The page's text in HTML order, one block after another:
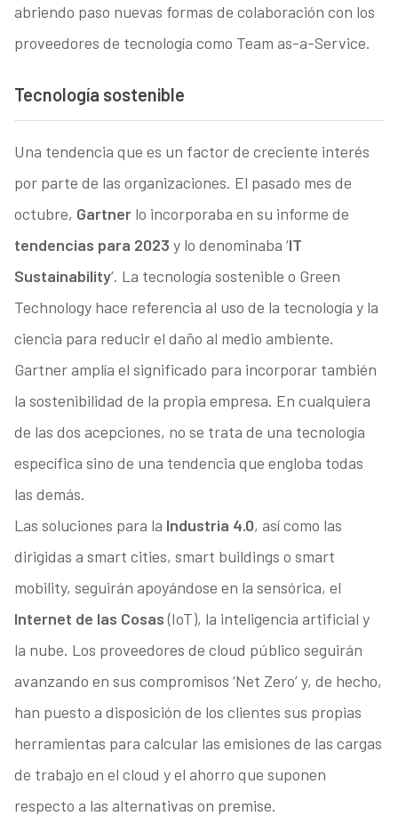
abriendo paso nuevas formas de colaboración con los
proveedores de tecnología como Team as-a-Service.
Tecnología sostenible
Una tendencia que es un factor de creciente interés
por parte de las organizaciones. El pasado mes de
octubre, Gartner lo incorporaba en su informe de
tendencias para 2023 y lo denominaba ‘IT
Sustainability‘. La tecnología sostenible o Green
Technology hace referencia al uso de la tecnología y la
ciencia para reducir el daño al medio ambiente.
Gartner amplía el significado para incorporar también
la sostenibilidad de la propia empresa. En cualquiera
de las dos acepciones, no se trata de una tecnología
específica sino de una tendencia que engloba todas
las demás.
Las soluciones para la Industria 4.0, así como las
dirigidas a smart cities, smart buildings o smart
mobility, seguirán apoyándose en la sensórica, el
Internet de las Cosas(IoT), la inteligencia artificial y
la nube. Los proveedores de cloud público seguirán
avanzando en sus compromisos ‘Net Zero’ y, de hecho,
han puesto a disposición de los clientes sus propias
herramientas para calcular las emisiones de las cargas
de trabajo en el cloud y el ahorro que suponen
respecto a las alternativas on premise.